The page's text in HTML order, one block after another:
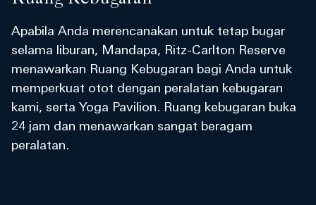
Apabila Anda merencanakan untuk tetap bugar
selama liburan, Mandapa, Ritz-Carlton Reserve
menawarkan Ruang Kebugaran bagi Anda untuk
memperkuat otot dengan peralatan kebugaran
kami, serta Yoga Pavilion. Ruang kebugaran buka
24 jam dan menawarkan sangat beragam
peralatan.